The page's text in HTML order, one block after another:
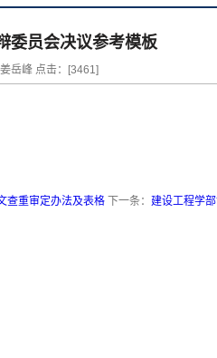
委员会决议参考模板
岳峰 点击：[3461]
查重审定办法及表格 下一条： 建设工程学